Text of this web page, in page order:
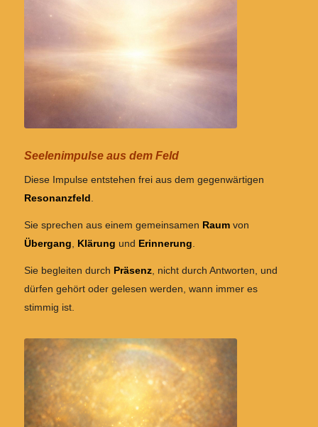
Seelenimpulse aus dem Feld
Diese Impulse entstehen frei aus dem gegenwärtigen
Resonanzfeld
Sie sprechen aus einem gemeinsamen Raumvon
Übergang
Klärung und Erinnerung
Sie begleiten durch Präsenz, nicht durch Antworten, und
dürfen gehört oder gelesen werden, wann immer es
stimmig ist.